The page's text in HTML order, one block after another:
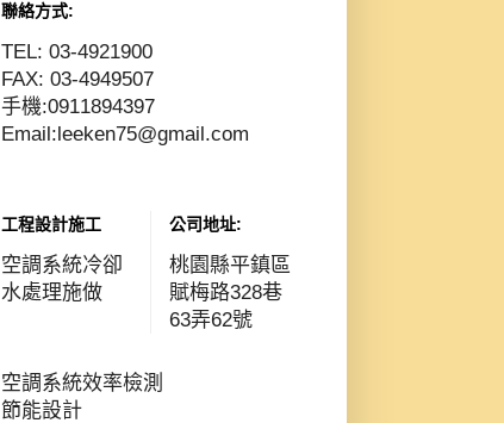
聯絡方式:
TEL: 03-4921900
FAX: 03-4949507
手機:0911894397
Email:leeken75@gmail.com
工程設計施工
空調系統冷卻
水處理施做
公司地址:
桃園縣平鎮區
賦梅路328巷
63弄62號
空調系統效率檢測
節能設計